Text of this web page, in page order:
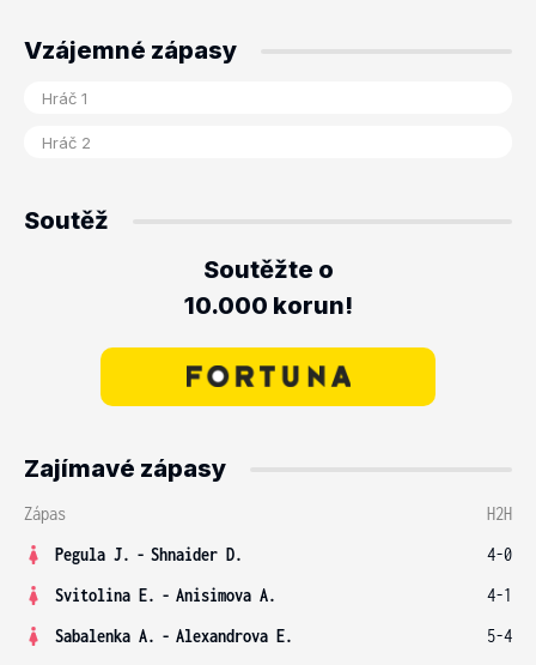
Vzájemné zápasy
Soutěž
Soutěžte o
10.000 korun!
Zajímavé zápasy
Zápas
H2H
Pegula J. - Shnaider D.
4-0
Svitolina E. - Anisimova A.
4-1
Sabalenka A. - Alexandrova E.
5-4